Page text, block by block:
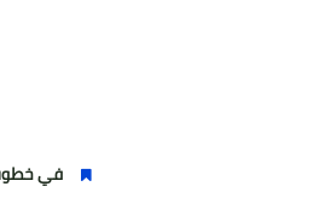
في خطوة تاريخية